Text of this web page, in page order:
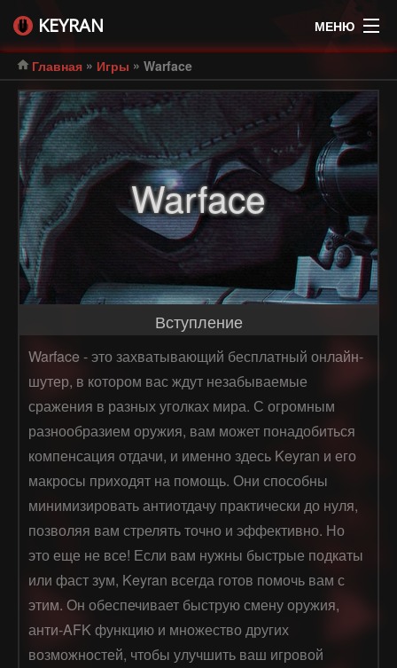
KEYRAN МЕНЮ
Главная » Игры » Warface
Warface
Вступление
Warface - это захватывающий бесплатный онлайн-
шутер, в котором вас ждут незабываемые
сражения в разных уголках мира. С огромным
разнообразием оружия, вам может понадобиться
компенсация отдачи, и именно здесь Keyran и его
макросы приходят на помощь. Они способны
минимизировать антиотдачу практически до нуля,
позволяя вам стрелять точно и эффективно. Но
это еще не все! Если вам нужны быстрые подкаты
или фаст зум, Keyran всегда готов помочь вам с
этим. Он обеспечивает быструю смену оружия,
анти-AFK функцию и множество других
возможностей, чтобы улучшить ваш игровой